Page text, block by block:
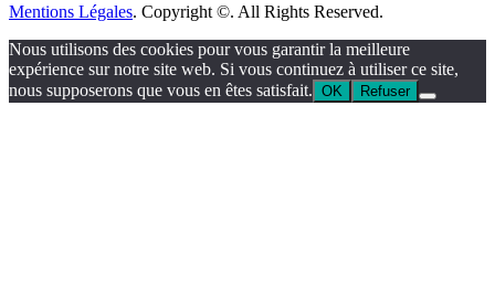
Mentions Légales. Copyright ©. All Rights Reserved.
Nous utilisons des cookies pour vous garantir la meilleure
expérience sur notre site web. Si vous continuez à utiliser ce site,
nous supposerons que vous en êtes satisfait. OK Refuser